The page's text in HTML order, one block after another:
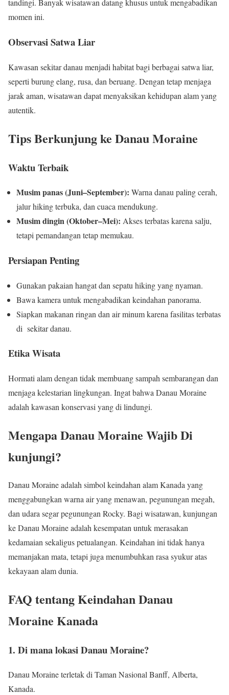
tandingi. Banyak wisatawan datang khusus untuk mengabadikan
momen ini.
Observasi Satwa Liar
Kawasan sekitar danau menjadi habitat bagi berbagai satwa liar,
seperti burung elang, rusa, dan beruang. Dengan tetap menjaga
jarak aman, wisatawan dapat menyaksikan kehidupan alam yang
autentik.
Tips Berkunjung ke Danau Moraine
Waktu Terbaik
Musim panas (Juni–September): Warna danau paling cerah,
jalur hiking terbuka, dan cuaca mendukung.
Musim dingin (Oktober–Mei): Akses terbatas karena salju,
tetapi pemandangan tetap memukau.
Persiapan Penting
Gunakan pakaian hangat dan sepatu hiking yang nyaman.
Bawa kamera untuk mengabadikan keindahan panorama.
Siapkan makanan ringan dan air minum karena fasilitas terbatas
di sekitar danau.
Etika Wisata
Hormati alam dengan tidak membuang sampah sembarangan dan
menjaga kelestarian lingkungan. Ingat bahwa Danau Moraine
adalah kawasan konservasi yang di lindungi.
Mengapa Danau Moraine Wajib Di
kunjungi?
Danau Moraine adalah simbol keindahan alam Kanada yang
menggabungkan warna air yang menawan, pegunungan megah,
dan udara segar pegunungan Rocky. Bagi wisatawan, kunjungan
ke Danau Moraine adalah kesempatan untuk merasakan
kedamaian sekaligus petualangan. Keindahan ini tidak hanya
memanjakan mata, tetapi juga menumbuhkan rasa syukur atas
kekayaan alam dunia.
FAQ tentang Keindahan Danau
Moraine Kanada
1. Di mana lokasi Danau Moraine?
Danau Moraine terletak di Taman Nasional Banff, Alberta,
Kanada.